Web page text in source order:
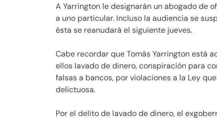
A Yarrington le designarán un abogado de
a uno particular. Incluso la audiencia se
ésta se reanudará el siguiente jueves.
Cabe recordar que Tomás Yarrington está
ellos lavado de dinero, conspiración para
falsas a bancos, por violaciones a la Ley
delictuosa.
Por el delito de lavado de dinero, el